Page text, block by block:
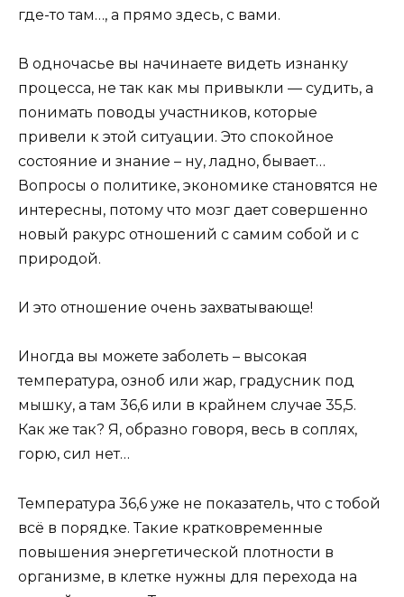
где-то там…, а прямо здесь, с вами.
В одночасье вы начинаете видеть изнанку
процесса, не так как мы привыкли — судить, а
понимать поводы участников, которые
привели к этой ситуации. Это спокойное
состояние и знание – ну, ладно, бывает…
Вопросы о политике, экономике становятся не
интересны, потому что мозг дает совершенно
новый ракурс отношений с самим собой и с
природой.
И это отношение очень захватывающе!
Иногда вы можете заболеть – высокая
температура, озноб или жар, градусник под
мышку, а там 36,6 или в крайнем случае 35,5.
Как же так? Я, образно говоря, весь в соплях,
горю, сил нет…
Температура 36,6 уже не показатель, что с тобой
всё в порядке. Такие кратковременные
повышения энергетической плотности в
организме, в клетке нужны для перехода на